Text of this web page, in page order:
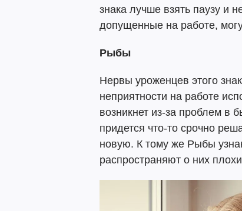
знака лучше взять паузу и
допущенные на работе,
Рыбы
Нервы уроженцев этого
неприятности на работе
возникнет из-за проблем в
придется что-то срочно
новую. К тому же Рыбы
распространяют о них